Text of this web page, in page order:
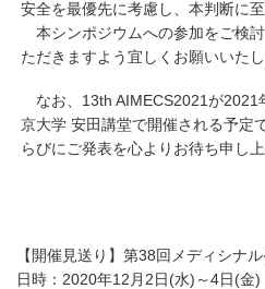
安全を最優先に考慮し、本判断に至
本シンポジウムへの参加をご検
ただきますよう宜しくお願いいたし
なお、13th AIMECS2021が2021
京大学 安田講堂で開催される予定
らびにご発表を心よりお待ち申し上
【開催見送り】第38回メディシナ
日時：2020年12月2日(水)～4日(金)